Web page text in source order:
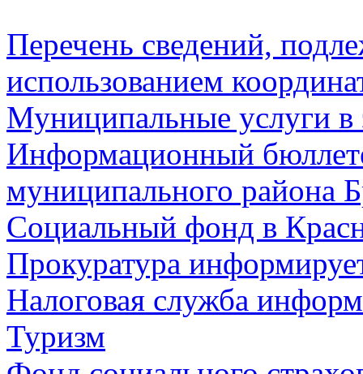
Перечень сведений,
использованием
Муниципальные услуги в
Информационный
муниципального района
Социальный фонд в
Прокуратура
Налоговая служба
Туризм